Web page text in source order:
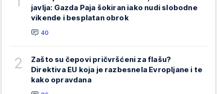
javlja: Gazda Paja šokiran iako nudi slobodne
vikende i besplatan obrok
40
2
Zašto su čepovi pričvršćeni za flašu?
Direktiva EU koja je razbesnela Evropljane i te
kako opravdana